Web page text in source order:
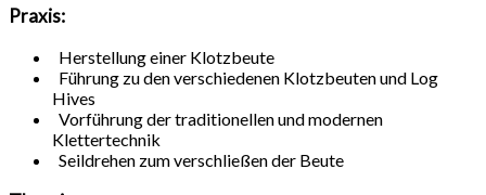
Praxis:
Herstellung einer Klotzbeute
Führung zu den verschiedenen Klotzbeuten und Log
Hives
Vorführung der traditionellen und modernen
Klettertechnik
Seildrehen zum verschließen der Beute